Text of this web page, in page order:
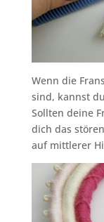
Wenn die
sind, kannst
Sollten deine
dich das
auf mittlerer